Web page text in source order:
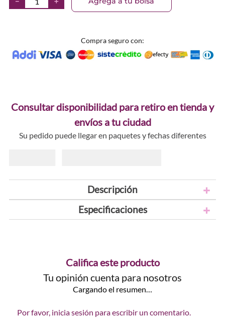
Compra seguro con:
Consultar disponibilidad para retiro en tienda y
envíos a tu ciudad
Su pedido puede llegar en paquetes y fechas diferentes
Descripción
Especificaciones
Califica este producto
Tu opinión cuenta para nosotros
Cargando el resumen…
Por favor, inicia sesión para escribir un comentario.